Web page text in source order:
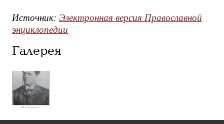
Источник: Электронная версия Православной
энциклопедии
Галерея